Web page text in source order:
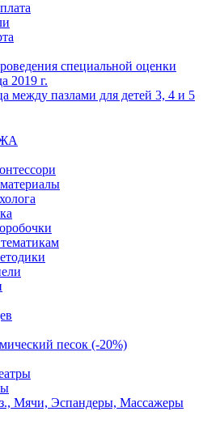
специальной оценки
2019 г.
между пазлами для детей 3, 4 и 5
песок (-20%)
Мячи, Эспандеры, Массажеры